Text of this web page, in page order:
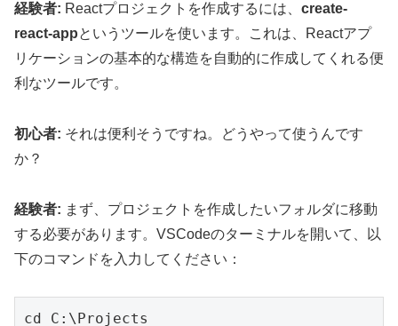
経験者: Reactプロジェクトを作成するには、 create-
react-appというツールを使います。これは、Reactアプ
リケーションの基本的な構造を自動的に作成してくれる便
利なツールです。
初心者: それは便利そうですね。どうやって使うんです
か？
経験者: まず、プロジェクトを作成したいフォルダに移動
する必要があります。VSCodeのターミナルを開いて、以
下のコマンドを入力してください：